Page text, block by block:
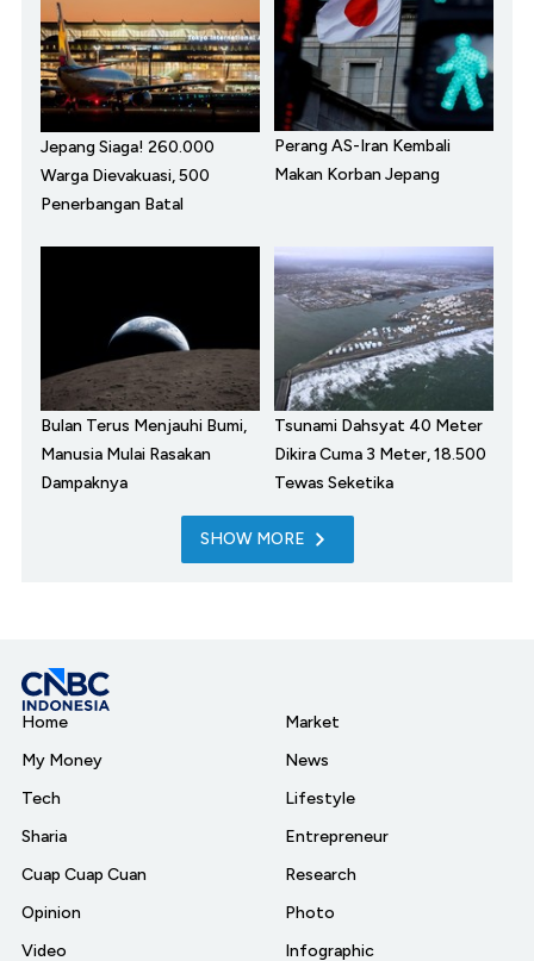
Jepang Siaga! 260.000
Warga Dievakuasi, 500
Penerbangan Batal
Perang AS-Iran Kembali
Makan Korban Jepang
Bulan Terus Menjauhi Bumi,
Manusia Mulai Rasakan
Dampaknya
Tsunami Dahsyat 40 Meter
Dikira Cuma 3 Meter, 18.500
Tewas Seketika
SHOW MORE
Home
My Money
Tech
Sharia
Cuap Cuap Cuan
Opinion
Video
Market
News
Lifestyle
Entrepreneur
Research
Photo
Infographic